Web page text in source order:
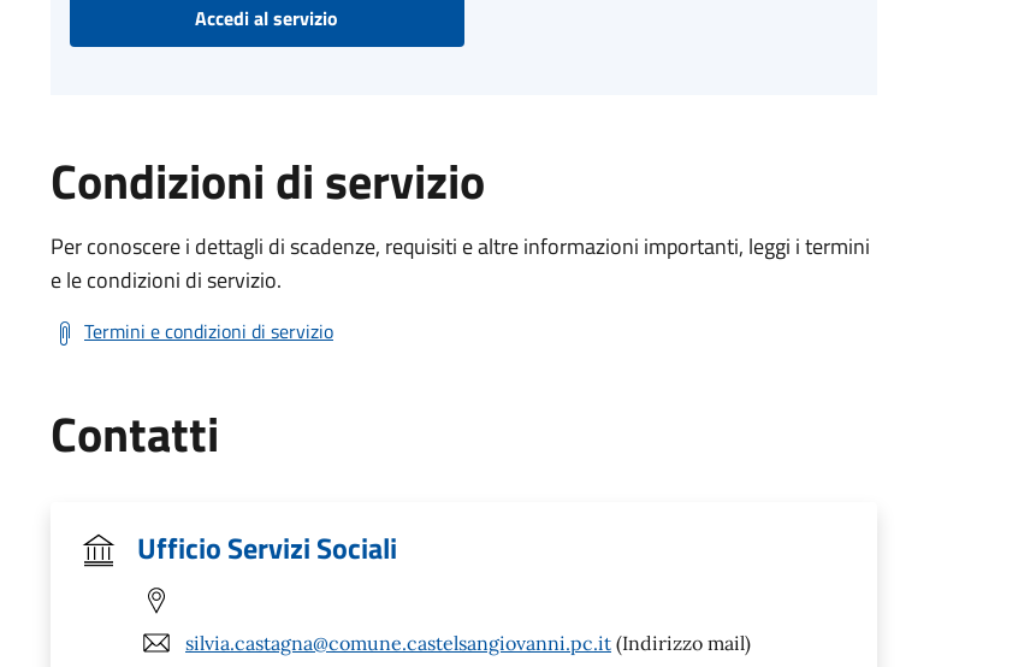
Accedi al servizio
Condizioni di servizio
Per conoscere i dettagli di scadenze, requisiti e altre informazioni importanti, leggi i termini
e le condizioni di servizio.
Termini e condizioni di servizio
Contatti
Ufficio Servizi Sociali
silvia.castagna@comune.castelsangiovanni.pc.it (Indirizzo mail)